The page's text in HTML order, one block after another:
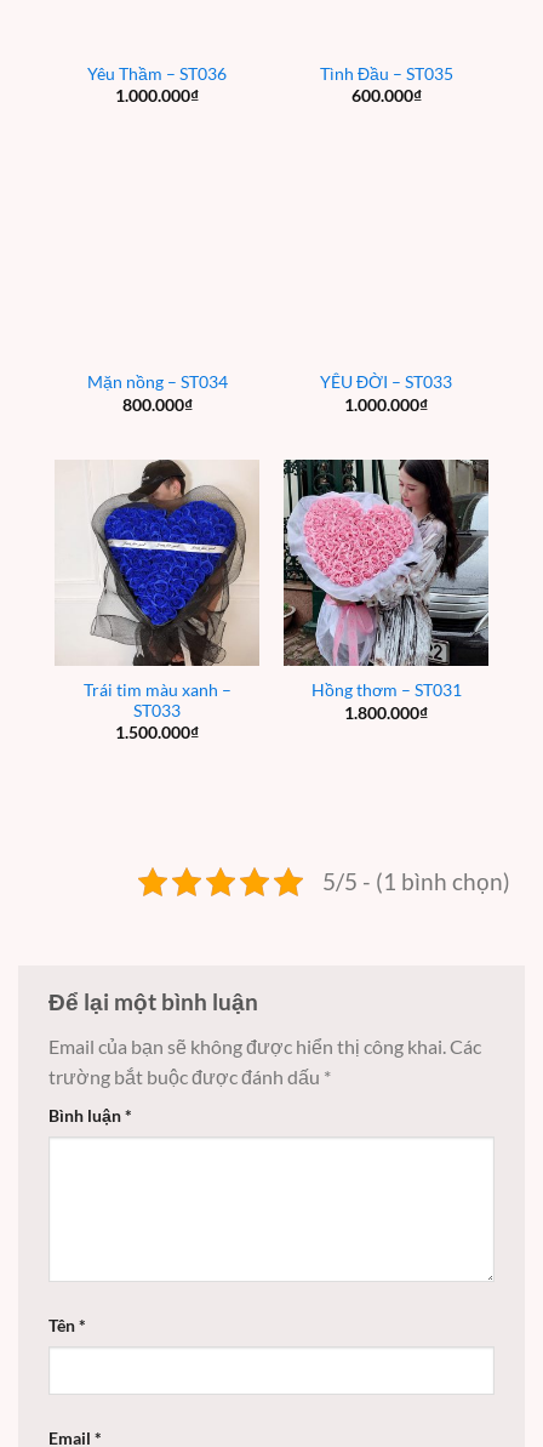
Yêu Thầm – ST036
1.000.000₫
Tình Đầu – ST035
600.000₫
Mặn nồng – ST034
800.000₫
YÊU ĐỜI – ST033
1.000.000₫
Trái tim màu xanh –
ST033
1.500.000₫
Hồng thơm – ST031
1.800.000₫
5/5 - (1 bình chọn)
Để lại một bình luận
Email của bạn sẽ không được hiển thị công khai.Các
trường bắt buộc được đánh dấu *
Bình luận*
Tên*
Email *